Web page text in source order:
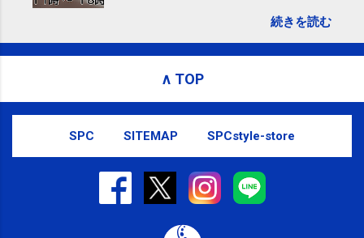
す。 電話に出られないことがあります
ので、ご予約、お問い合わせは
をおすすめしております。
続きを読む
∧ TOP
SPC SITEMAP SPCstyle-store